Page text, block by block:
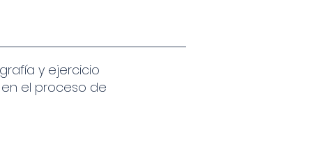
y ejercicio
el proceso de